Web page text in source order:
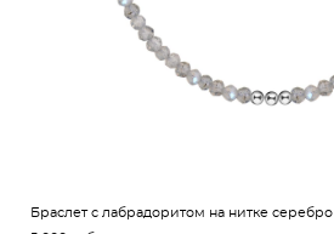
Браслет с лабрадоритом на нитке серебро